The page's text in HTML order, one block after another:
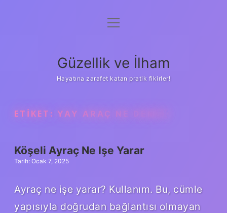
Anasayfa
Yasal Uyarı
menüyü
Güzellik ve İlham
Hayatına zarafet katan pratik fikirler!
ETIKET: YAY ARAÇ NE DEMEK
Köşeli Ayraç Ne Işe Yarar
Tarih: Ocak 7, 2025
Ayraç ne işe yarar? Kullanım. Bu, cümle
yapısıyla doğrudan bağlantısı olmayan